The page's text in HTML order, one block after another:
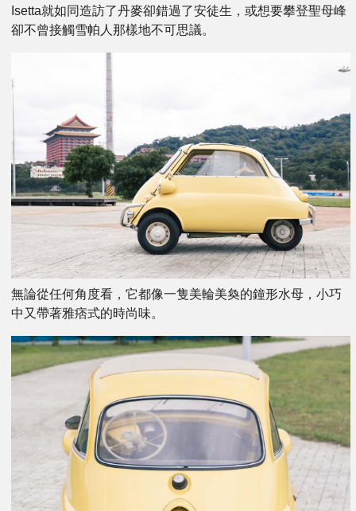
Isetta就如同造訪了丹麥卻錯過了安徒生，或想要攀登聖母峰
卻不曾接觸雪帕人那樣地不可思議。
無論從任何角度看，它都像一隻美輪美奐的鐘形水母，小巧
中又帶著雅痞式的時尚味。